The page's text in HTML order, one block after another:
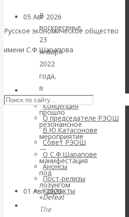
Русское экономическое общество
имени С.Ф.Шарапова
Skip to content
РЭОШ
Концепция
О председателе РЭОШ
В.Ю.Катасонове
Совет РЭОШ
О С.Ф.Шарапове
Анонсы
Пост-релизы
Контакты
Библиотека
05 Авг 2026
Валентин
Катасонов. Еще
раз на тему
блокировки
банковских
счетов
01 Авг 2026Геополитика
В
воскресенье,
23
января
2022
года,
в
США
прошло
резонансное
мероприятие
—
манифестация
под
лозунгом
«Defeat
The